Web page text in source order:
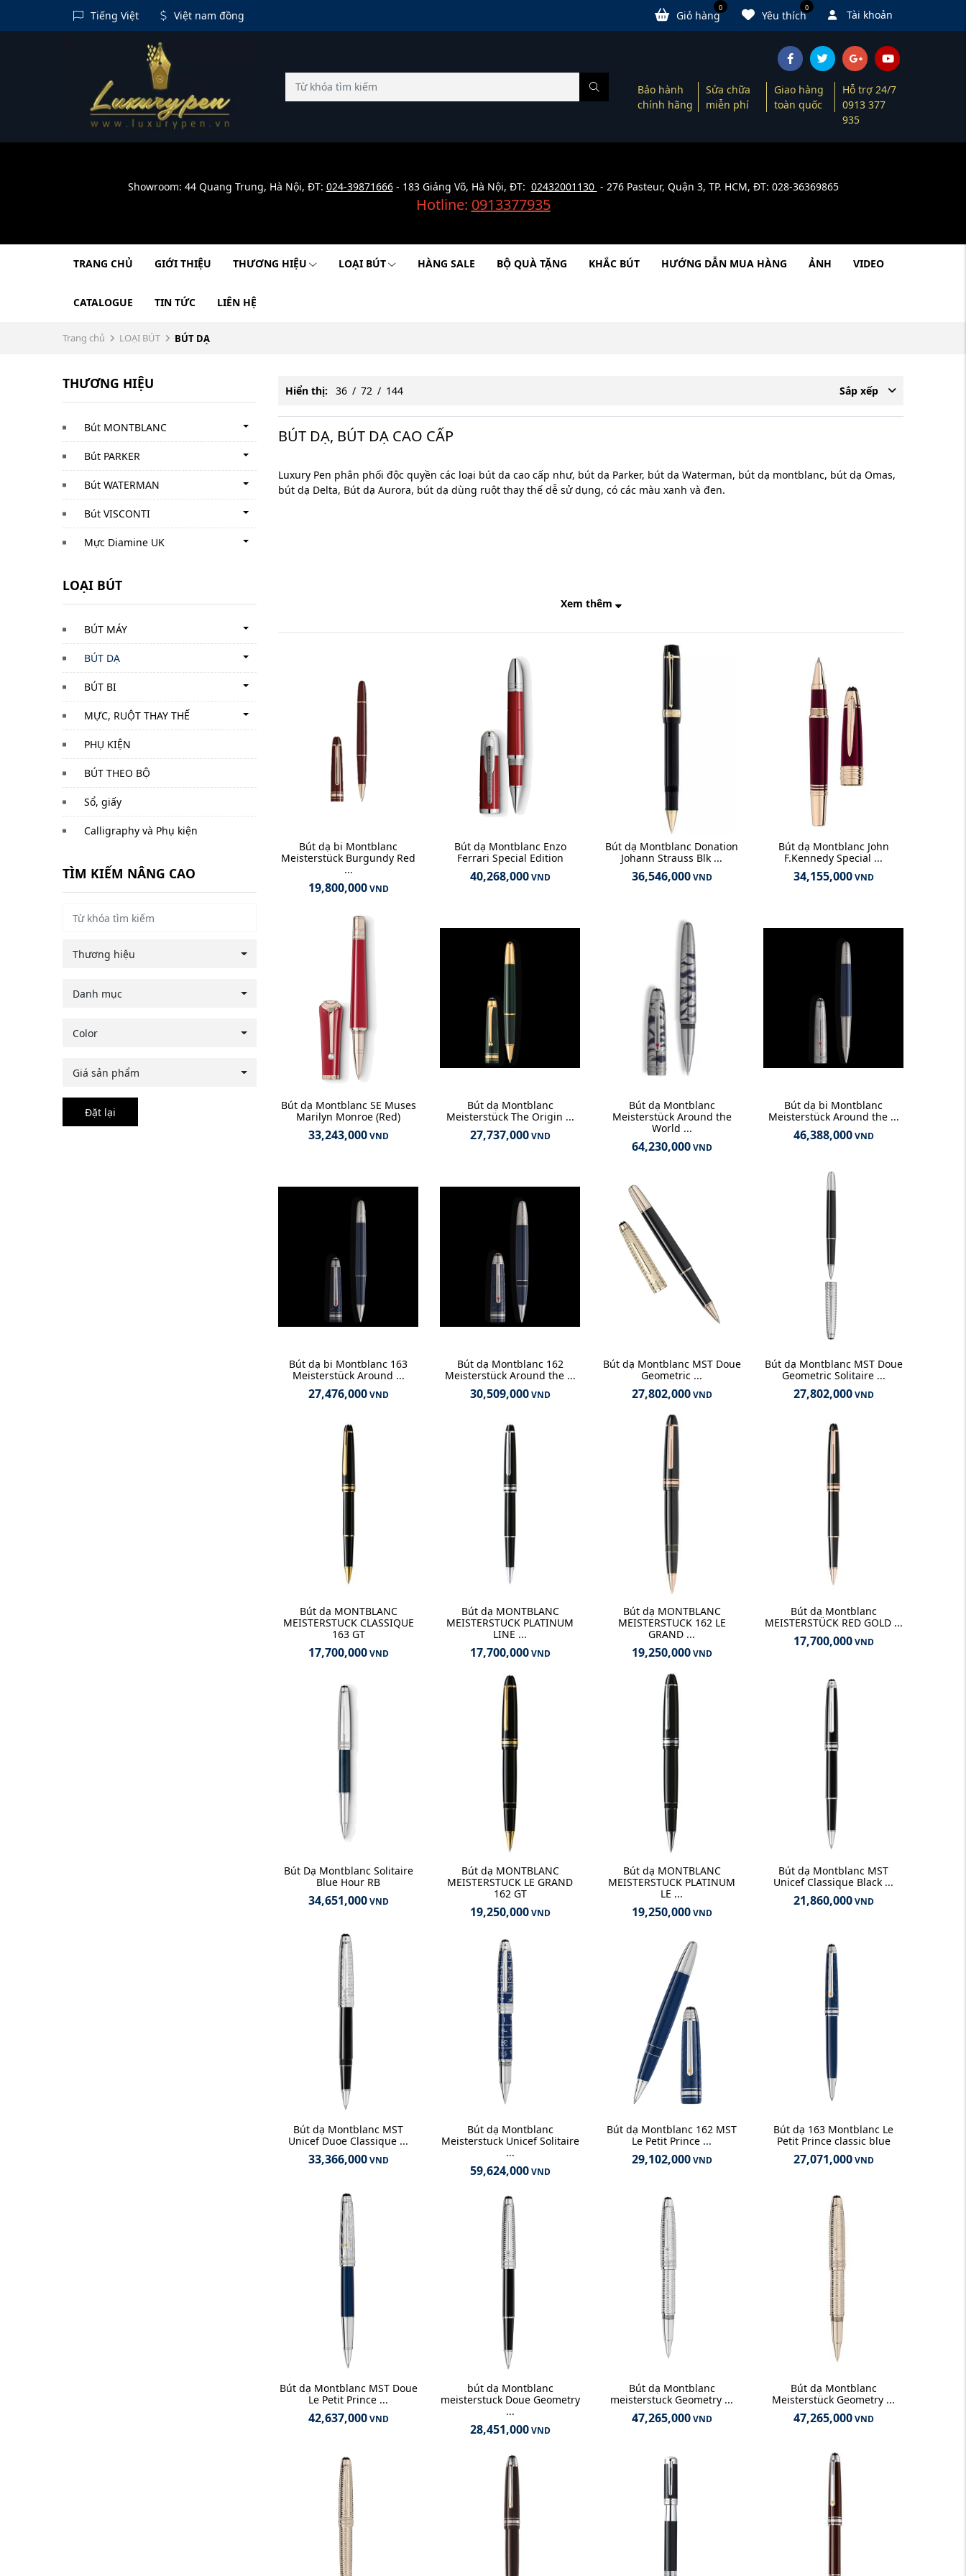
Tiếng Việt Việt nam đồng Tài khoản
0
Yêu thích
0
Giỏ hàng
Bảo hành
chính hãng
Sửa chữa
miễn phí
Giao hàng
toàn quốc
Hỗ trợ 24/7
0913 377
935
Showroom: 44 Quang Trung, Hà Nội, ĐT: 024-39871666- 183 Giảng Võ, Hà Nội, ĐT: 02432001130 - 276 Pasteur, Quận 3, TP. HCM, ĐT: 028-36369865
Hotline: 0913377935
TRANG CHỦ GIỚI THIỆU THƯƠNG HIỆU LOẠI BÚT HÀNG SALE BỘ QUÀ TẶNG KHẮC BÚT HƯỚNG DẪN MUA HÀNG ẢNH VIDEO
CATALOGUE TIN TỨC LIÊN HỆ
Trang chủ LOẠI BÚT BÚT DẠ
THƯƠNG HIỆU
Bút MONTBLANC
Bút PARKER
Bút WATERMAN
Bút VISCONTI
Mực Diamine UK
LOẠI BÚT
BÚT MÁY
BÚT DẠ
BÚT BI
MỰC, RUỘT THAY THẾ
PHỤ KIỆN
BÚT THEO BỘ
Sổ, giấy
Calligraphy và Phụ kiện
TÌM KIẾM NÂNG CAO
Thương hiệu
Danh mục
Color
Giá sản phẩm
Đặt lại
Hiển thị: 36 / 72 / 144 Sắp xếp
BÚT DẠ, BÚT DẠ CAO CẤP
Luxury Pen phân phối độc quyền các loại bút da cao cấp như, bút dạ Parker, bút dạ Waterman, bút dạ montblanc, bút dạ Omas,
bút dạ Delta, Bút dạ Aurora, bút dạ dùng ruột thay thế dễ sử dụng, có các màu xanh và đen.
Xem thêm
Bút dạ bi Montblanc
Meisterstück Burgundy Red
...
19,800,000 VND
Bút dạ Montblanc Enzo
Ferrari Special Edition
40,268,000 VND
Bút dạ Montblanc Donation
Johann Strauss Blk ...
36,546,000 VND
Bút dạ Montblanc John
F.Kennedy Special ...
34,155,000 VND
Bút dạ Montblanc SE Muses
Marilyn Monroe (Red)
33,243,000 VND
Bút dạ Montblanc
Meisterstück The Origin ...
27,737,000 VND
Bút dạ Montblanc
Meisterstück Around the
World ...
64,230,000 VND
Bút dạ bi Montblanc
Meisterstück Around the ...
46,388,000 VND
Bút dạ bi Montblanc 163
Meisterstück Around ...
27,476,000 VND
Bút dạ Montblanc 162
Meisterstück Around the ...
30,509,000 VND
Bút dạ Montblanc MST Doue
Geometric ...
27,802,000 VND
Bút dạ Montblanc MST Doue
Geometric Solitaire ...
27,802,000 VND
Bút dạ MONTBLANC
MEISTERSTUCK CLASSIQUE
163 GT
17,700,000 VND
Bút dạ MONTBLANC
MEISTERSTUCK PLATINUM
LINE ...
17,700,000 VND
Bút dạ MONTBLANC
MEISTERSTUCK 162 LE
GRAND ...
19,250,000 VND
Bút dạ Montblanc
MEISTERSTÜCK RED GOLD ...
17,700,000 VND
Bút Dạ Montblanc Solitaire
Blue Hour RB
34,651,000 VND
Bút dạ MONTBLANC
MEISTERSTUCK LE GRAND
162 GT
19,250,000 VND
Bút dạ MONTBLANC
MEISTERSTUCK PLATINUM
LE ...
19,250,000 VND
Bút dạ Montblanc MST
Unicef Classique Black ...
21,860,000 VND
Bút dạ Montblanc MST
Unicef Duoe Classique ...
33,366,000 VND
Bút dạ Montblanc
Meisterstuck Unicef Solitaire
...
59,624,000 VND
Bút dạ Montblanc 162 MST
Le Petit Prince ...
29,102,000 VND
Bút dạ 163 Montblanc Le
Petit Prince classic blue
27,071,000 VND
Bút dạ Montblanc MST Doue
Le Petit Prince ...
42,637,000 VND
bút dạ Montblanc
meisterstuck Doue Geometry
...
28,451,000 VND
Bút dạ Montblanc
meisterstuck Geometry ...
47,265,000 VND
Bút dạ Montblanc
Meisterstück Geometry ...
47,265,000 VND